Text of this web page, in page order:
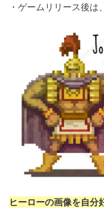
・ゲームリリース後は
ヒーローの画像を自分